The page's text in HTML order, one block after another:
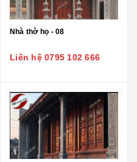
Nhà thờ họ - 08
Liên hệ 0795 102 666